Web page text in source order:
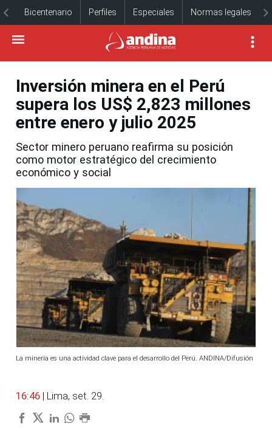
Bicentenario Perfiles Especiales Normas legales
Inversión minera en el Perú
supera los US$ 2,823 millones
entre enero y julio 2025
Sector minero peruano reafirma su posición
como motor estratégico del crecimiento
económico y social
La minería es una actividad clave para el desarrollo del Perú. ANDINA/Difusión
16:46 | Lima, set. 29.